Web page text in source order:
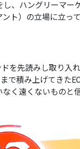
、ハングリーマー
ト）の立場に立っ
を先読みし取り入
で積み上げてきた
く遠くないものと信